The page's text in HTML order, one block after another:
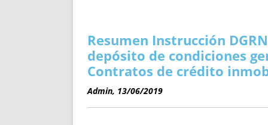
FUTURAS NORMAS
Resumen Instrucción
depósito de condiciones
Contratos de crédito
Admin, 13/06/2019